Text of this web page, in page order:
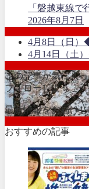
「磐越東線
2026年8月7日
4月8日（日）
4月14日（土
この記事が気に入
フォローしよう
最新情報をお届け
おすすめの記事